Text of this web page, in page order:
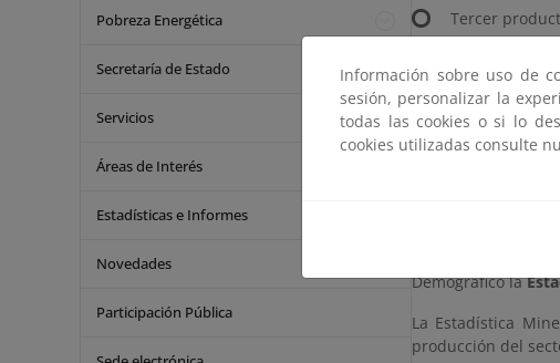
Pobreza Energética
Secretaría de Estado
Servicios
Áreas de Interés
Estadísticas e Informes
Novedades
Participación Pública
Tercer
2. A nivel mundial
Primer
Para un análisis
Demográfico la
La Estadística
producción del
Información sobre uso de
sesión, personalizar la
todas las cookies o si lo
cookies utilizadas consulte